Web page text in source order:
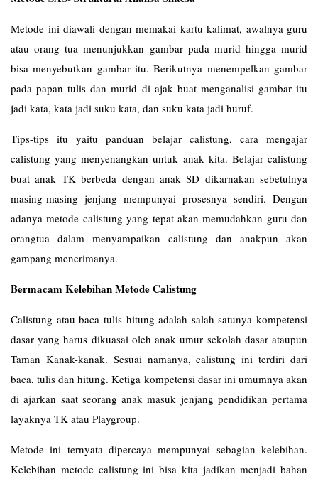
Metode ini diawali dengan memakai kartu kalimat, awalnya guru
atau orang tua menunjukkan gambar pada murid hingga murid
bisa menyebutkan gambar itu. Berikutnya menempelkan gambar
pada papan tulis dan murid di ajak buat menganalisi gambar itu
jadi kata, kata jadi suku kata, dan suku kata jadi huruf.
Tips-tips itu yaitu panduan belajar calistung, cara mengajar
calistung yang menyenangkan untuk anak kita. Belajar calistung
buat anak TK berbeda dengan anak SD dikarnakan sebetulnya
masing-masing jenjang mempunyai prosesnya sendiri. Dengan
adanya metode calistung yang tepat akan memudahkan guru dan
orangtua dalam menyampaikan calistung dan anakpun akan
gampang menerimanya.
Bermacam Kelebihan Metode Calistung
Calistung atau baca tulis hitung adalah salah satunya kompetensi
dasar yang harus dikuasai oleh anak umur sekolah dasar ataupun
Taman Kanak-kanak. Sesuai namanya, calistung ini terdiri dari
baca, tulis dan hitung. Ketiga kompetensi dasar ini umumnya akan
di ajarkan saat seorang anak masuk jenjang pendidikan pertama
layaknya TK atau Playgroup.
Metode ini ternyata dipercaya mempunyai sebagian kelebihan.
Kelebihan metode calistung ini bisa kita jadikan menjadi bahan